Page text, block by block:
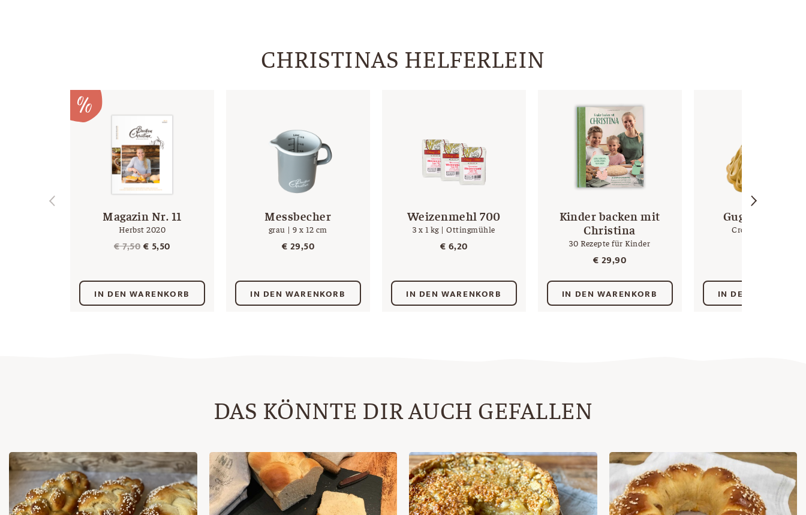
CHRISTINAS HELFERLEIN
Magazin Nr. 11
Herbst 2020
€7,50Ursprünglicher
€ 7,50
€ 5,50Aktueller
€ 5,50.
IN DEN WARENKORB
Messbecher
grau | 9 x 12 cm
€29,50
IN DEN WARENKORB
Weizenmehl 700
3 x 1 kg | Ottingmühle
€6,20
IN DEN WARENKORB
Kinder backen mit
Christina
30 Rezepte für Kinder
€29,90
IN DEN WARENKORB
Crown Bundt Pan
IN DEN
DAS KÖNNTE DIR AUCH GEFALLEN